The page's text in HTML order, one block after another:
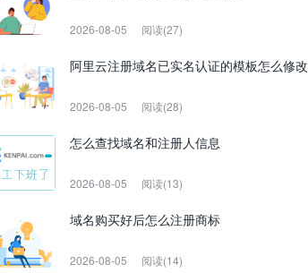
2026-08-05 阅读(27)
阿里云注册域名已实名认证的模板怎么修改
2026-08-05 阅读(28)
怎么查找域名和注册人信息
2026-08-05 阅读(13)
域名购买好后怎么注册商标
2026-08-05 阅读(14)